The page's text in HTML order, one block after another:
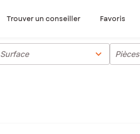
Trouver un conseiller Favoris
Surface chevron_right Pièces